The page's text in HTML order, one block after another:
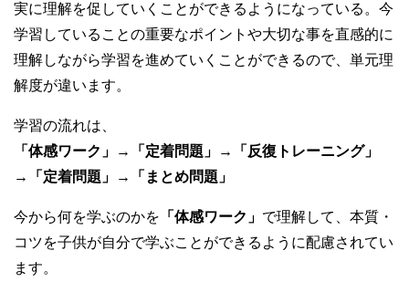
実に理解を促していくことができるようになっている。今
学習していることの重要なポイントや大切な事を直感的に
理解しながら学習を進めていくことができるので、単元理
解度が違います。
学習の流れは、
「体感ワーク」→「定着問題」→「反復トレーニング」
→「定着問題」→「まとめ問題」
今から何を学ぶのかを 「体感ワーク」 で理解して、本質・
コツを子供が自分で学ぶことができるように配慮されてい
ます。